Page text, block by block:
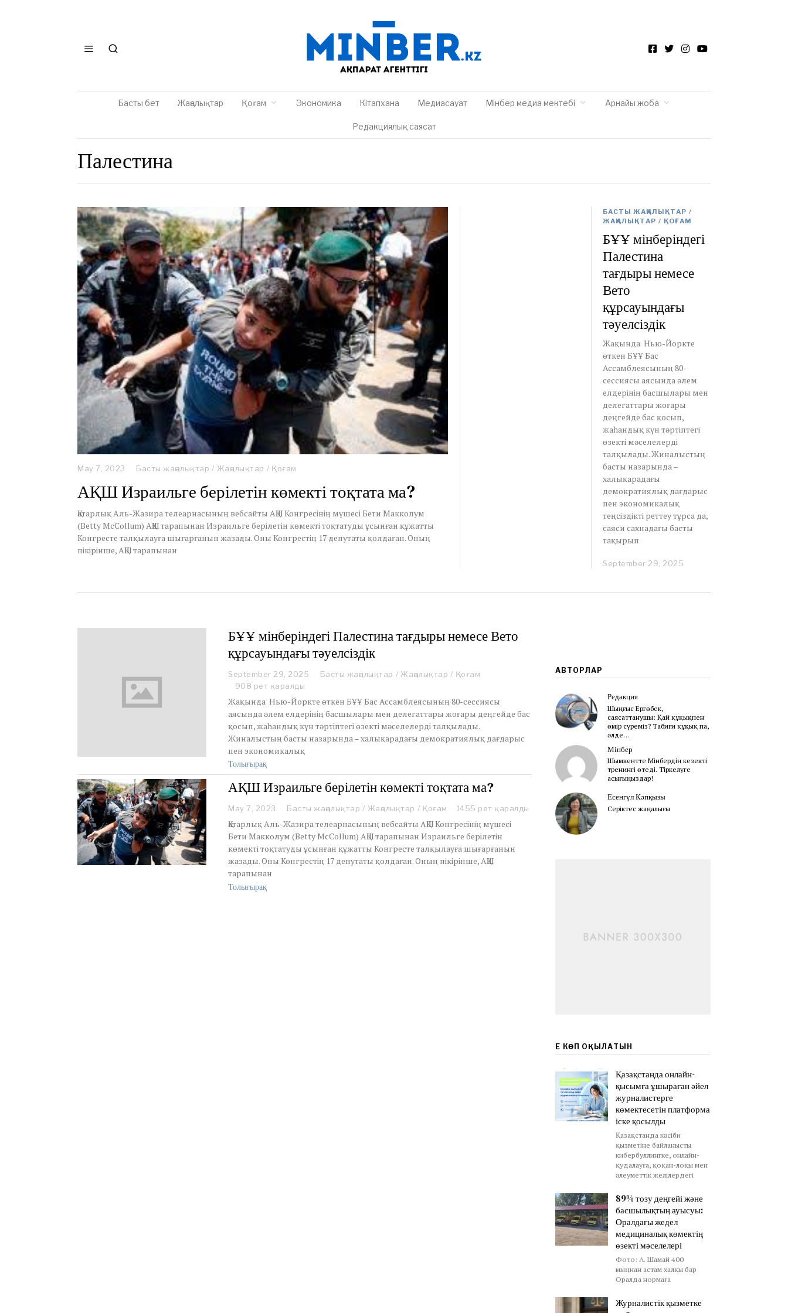
Басты бет Жаңалықтар Қоғам Экономика Кітапхана Медиасауат Мінбер медиа мектебі Арнайы жоба
Редакциялық саясат
Палестина
May 7, 2023 Басты жаңалықтар / Жаңалықтар / Қоғам
АҚШ Израильге берілетін көмекті тоқтата ма?
Қатарлық Аль-Жазира телеарнасының вебсайты АҚШ Конгресінің мүшесі Бети Макколум
(Betty McCollum) АҚШ тарапынан Израильге берілетін көмекті тоқтатуды ұсынған құжатты
Конгресте талқылауға шығарғанын жазады. Оны Конгрестің 17 депутаты қолдаған. Оның
пікірінше, АҚШ тарапынан
БАСТЫ ЖАҢАЛЫҚТАР /
ЖАҢАЛЫҚТАР / ҚОҒАМ
БҰҰ мінберіндегі
Палестина
тағдыры немесе
Вето
құрсауындағы
тәуелсіздік
Жақында Нью-Йоркте
өткен БҰҰ Бас
Ассамблеясының 80-
сессиясы аясында әлем
елдерінің басшылары мен
делегаттары жоғары
деңгейде бас қосып,
жаһандық күн тәртіптегі
өзекті мәселелерді
талқылады. Жиналыстың
басты назарында –
халықарадағы
демократиялық дағдарыс
пен экономикалық
теңсіздікті реттеу тұрса да,
саяси сахнадағы басты
тақырып
September 29, 2025
t
,
5
БҰҰ мінберіндегі Палестина тағдыры немесе Вето
құрсауындағы тәуелсіздік
September 29, 2025
t
e
m
b
,
0
2
5
Басты жаңалықтар / Жаңалықтар / Қоғам
908 рет қаралды
Жақында Нью-Йоркте өткен БҰҰ Бас Ассамблеясының 80-сессиясы
аясында әлем елдерінің басшылары мен делегаттары жоғары деңгейде бас
қосып, жаһандық күн тәртіптегі өзекті мәселелерді талқылады.
Жиналыстың басты назарында – халықарадағы демократиялық дағдарыс
пен экономикалық
Толығырақ
АҚШ Израильге берілетін көмекті тоқтата ма?
May 7, 2023 Басты жаңалықтар / Жаңалықтар / Қоғам 1455 рет қаралды
Қатарлық Аль-Жазира телеарнасының вебсайты АҚШ Конгресінің мүшесі
Бети Макколум (Betty McCollum) АҚШ тарапынан Израильге берілетін
көмекті тоқтатуды ұсынған құжатты Конгресте талқылауға шығарғанын
жазады. Оны Конгрестің 17 депутаты қолдаған. Оның пікірінше, АҚШ
тарапынан
Толығырақ
АВТОРЛАР
Редакция
Шыңғыс Ергөбек,
cаясаттанушы: Қай құқықпен
өмір сүреміз? Табиғи құқық па,
әлде…
Мінбер
Шымкентте Мінбердің кезекті
тренингі өтеді. Тіркелуге
асығыңыздар!
Есенгүл Кәпқызы
Серіктес жаңалығы
ЕҢ КӨП ОҚЫЛАТЫН
Қазақстанда онлайн-
қысымға ұшыраған әйел
журналистерге
көмектесетін платформа
іске қосылды
Қазақстанда кәсіби
қызметіне байланысты
кибербуллингке, онлайн-
қудалауға, қоқан-лоқы мен
әлеуметтік желілердегі
89% тозу деңгейі және
басшылықтың ауысуы:
Оралдағы жедел
медициналық көмектің
өзекті мәселелері
Фото: А. Шамай 400
мыңнан астам халқы бар
Оралда нормаға
Журналистік қызметке